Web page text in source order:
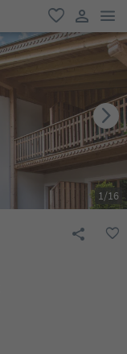
favorit
user link
1/16